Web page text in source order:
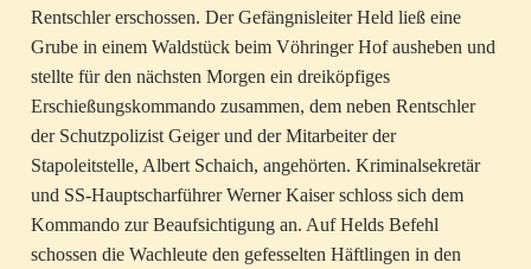
Rentschler erschossen. Der Gefängnisleiter Held ließ eine
Grube in einem Waldstück beim Vöhringer Hof ausheben und
stellte für den nächsten Morgen ein dreiköpfiges
Erschießungskommando zusammen, dem neben Rentschler
der Schutzpolizist Geiger und der Mitarbeiter der
Stapoleitstelle, Albert Schaich, angehörten. Kriminalsekretär
und SS-Hauptscharführer Werner Kaiser schloss sich dem
Kommando zur Beaufsichtigung an. Auf Helds Befehl
schossen die Wachleute den gefesselten Häftlingen in den